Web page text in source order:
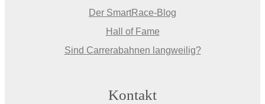
Der SmartRace-Blog
Hall of Fame
Sind Carrerabahnen langweilig?
Kontakt